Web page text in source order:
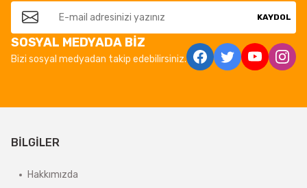
KAYDOL
SOSYAL MEDYADA BİZ
Bizi sosyal medyadan takip edebilirsiniz.
BİLGİLER
Hakkımızda